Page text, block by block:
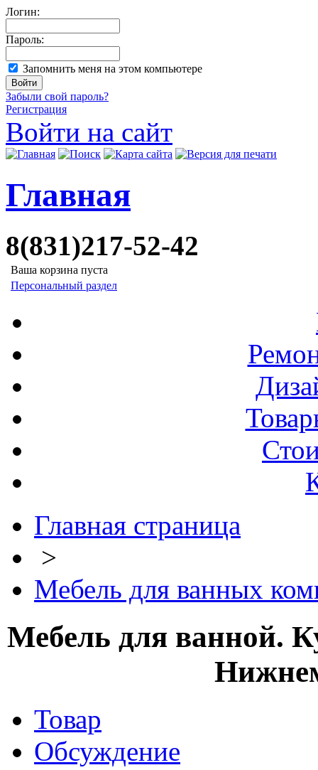
Логин:
Пароль:
Запомнить меня на этом компьютере
Забыли свой пароль?
Регистрация
Войти на сайт
Главная
8(831)217-52-42
Ваша корзина пуста
Персональный раздел
Главная страница
>
Мебель для ванных
Мебель для ванной.
Товар
Обсуждение